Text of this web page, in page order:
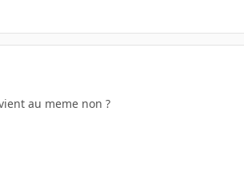
au meme non ?